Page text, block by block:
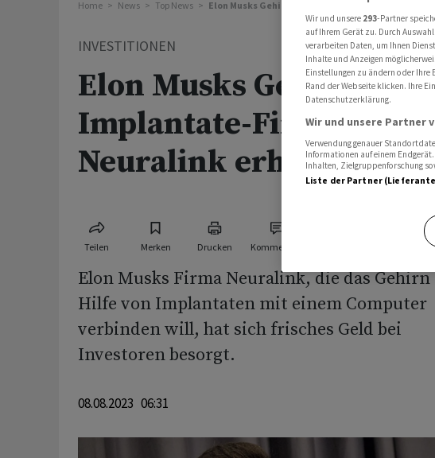
Home News Top News Elon Musks Gehirn-Implantate-Firma Neuralink
INVESTITIONEN
Elon Musks Gehirn-
Implantate-Firma
Neuralink erhält mehr
Teilen Merken Drucken Kommentare
Elon Musks Firma Neuralink, die das
Hilfe von Implantaten mit einem Computer
verbinden will, hat sich frisches Geld bei
Investoren besorgt.
08.08.2023 06:31
Wir und unsere 293-Partner
auf Ihrem Gerät zu. Durch
verarbeiten Daten, um Ihnen
Inhalte und Anzeigen
Einstellungen zu ändern oder
Rand der Webseite klicken. Ihre
Datenschutzerklärung.
Wir und unsere Partner
Verwendung genauer
Informationen auf einem
Inhalten, Zielgruppenforschung
Liste der Partner